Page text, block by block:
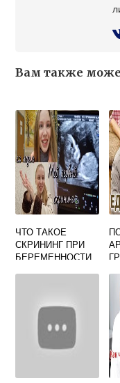
Вам также
ЧТО ТАКОЕ
СКРИНИНГ ПРИ
БЕРЕМЕННОСТИ